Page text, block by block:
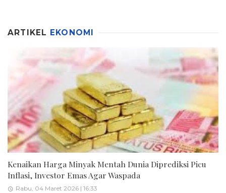
ARTIKEL EKONOMI
Kenaikan Harga Minyak Mentah Dunia Diprediksi Picu
Inflasi, Investor Emas Agar Waspada
Rabu, 04 Maret 2026 | 16:33